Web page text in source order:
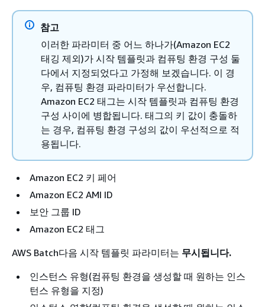
참고
이러한 파라미터 중 어느 하나가(Amazon EC2
태깅 제외)가 시작 템플릿과 컴퓨팅 환경 구성 둘
다에서 지정되었다고 가정해 보겠습니다. 이 경
우, 컴퓨팅 환경 파라미터가 우선합니다.
Amazon EC2 태그는 시작 템플릿과 컴퓨팅 환경
구성 사이에 병합됩니다. 태그의 키 값이 충돌하
는 경우, 컴퓨팅 환경 구성의 값이 우선적으로 적
용됩니다.
Amazon EC2 키 페어
Amazon EC2 AMI ID
보안 그룹 ID
Amazon EC2 태그
AWS Batch다음 시작 템플릿 파라미터는 무시됩니다.
인스턴스 유형(컴퓨팅 환경을 생성할 때 원하는 인스
턴스 유형을 지정)